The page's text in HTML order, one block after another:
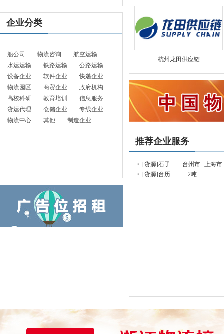
企业分类
船公司 物流咨询
航空运输
水运运输
铁路运输
公路运输
设备企业
软件企业
快递企业
物流园区
商贸企业
政府机构
高校科研
教育培训
信息服务
货运代理
仓储企业
专线企业
物流中心
其他 制造企业
杭州龙田供应链
推荐企业服务
[货源]石子
台州市--上海市
[货源]台历
-- 2吨